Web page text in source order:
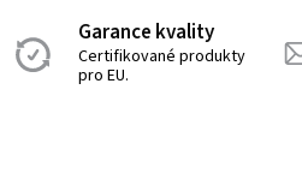
Garance kvality
Certifikované produkty
pro EU.